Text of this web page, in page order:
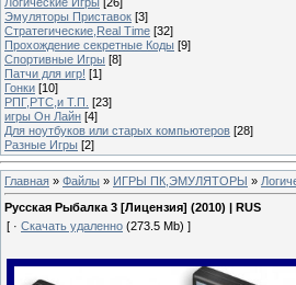
Эмуляторы Приставок [3]
Стратегические,Real Time [32]
Прохождение секретные Коды [9]
Спортивные Игры [8]
Патчи для игр! [1]
Гонки [10]
РПГ,РТС,и Т.П. [23]
игры Он Лайн [4]
Для ноутбуков или старых компьютеров [28]
Разные Игры [2]
Главная » Файлы » ИГРЫ ПК,ЭМУЛЯТОРЫ »
Русская Рыбалка 3 [Лицензия] (2010) | RUS
[ · Скачать удаленно (273.5 Mb) ]